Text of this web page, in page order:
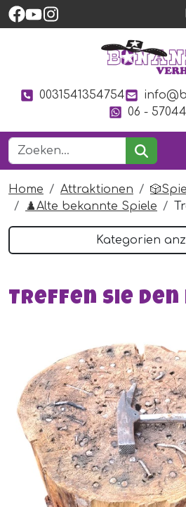
0031541354754
06 -
Home Attraktionen
♟️Alte bekannte Spiele
Kategorien
Treffen Sie den